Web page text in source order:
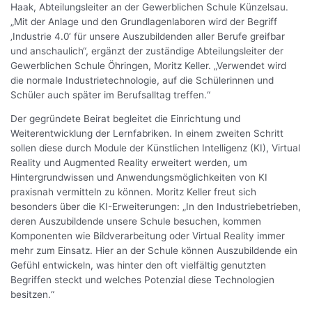
Haak, Abteilungsleiter an der Gewerblichen Schule Künzelsau.
„Mit der Anlage und den Grundlagenlaboren wird der Begriff
‚Industrie 4.0‘ für unsere Auszubildenden aller Berufe greifbar
und anschaulich“, ergänzt der zuständige Abteilungsleiter der
Gewerblichen Schule Öhringen, Moritz Keller. „Verwendet wird
die normale Industrietechnologie, auf die Schülerinnen und
Schüler auch später im Berufsalltag treffen.“
Der gegründete Beirat begleitet die Einrichtung und
Weiterentwicklung der Lernfabriken. In einem zweiten Schritt
sollen diese durch Module der Künstlichen Intelligenz (KI), Virtual
Reality und Augmented Reality erweitert werden, um
Hintergrundwissen und Anwendungsmöglichkeiten von KI
praxisnah vermitteln zu können. Moritz Keller freut sich
besonders über die KI-Erweiterungen: „In den Industriebetrieben,
deren Auszubildende unsere Schule besuchen, kommen
Komponenten wie Bildverarbeitung oder Virtual Reality immer
mehr zum Einsatz. Hier an der Schule können Auszubildende ein
Gefühl entwickeln, was hinter den oft vielfältig genutzten
Begriffen steckt und welches Potenzial diese Technologien
besitzen.“